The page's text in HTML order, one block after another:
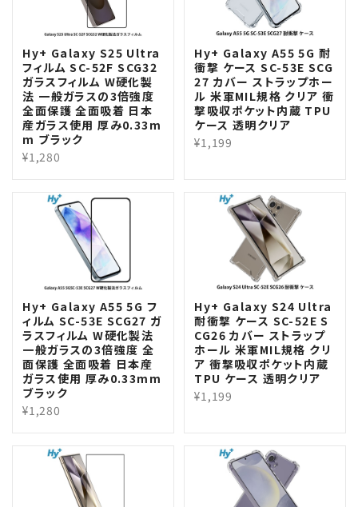
Hy+ Galaxy S25 Ultra
フィルム SC-52F SCG32
ガラスフィルム W硬化製
法 一般ガラスの3倍強度
全面保護 全面吸着 日本
産ガラス使用 厚み0.33m
m ブラック
¥1,280
Hy+ Galaxy A55 5G 耐
衝撃 ケース SC-53E SCG
27 カバー ストラップホー
ル 米軍MIL規格 クリア 衝
撃吸収ポケット内蔵 TPU
ケース 透明クリア
¥1,199
Hy+ Galaxy A55 5G フ
ィルム SC-53E SCG27 ガ
ラスフィルム W硬化製法
一般ガラスの3倍強度 全
面保護 全面吸着 日本産
ガラス使用 厚み0.33mm
ブラック
¥1,280
Hy+ Galaxy S24 Ultra
耐衝撃 ケース SC-52E S
CG26 カバー ストラップ
ホール 米軍MIL規格 クリ
ア 衝撃吸収ポケット内蔵
TPU ケース 透明クリア
¥1,199